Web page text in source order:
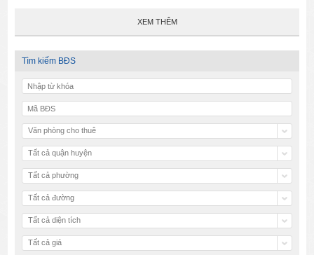
XEM THÊM
Tìm kiếm BĐS
Văn phòng cho thuê
Tất cả quận huyện
Tất cả phường
Tất cả đường
Tất cả diện tích
Tất cả giá